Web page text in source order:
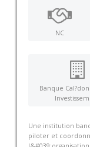
NC
Banque
Une institution
piloter et